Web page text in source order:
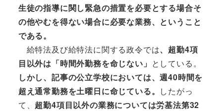
生徒の指導に関し緊急の措置を必要とする場合そ
の他やむを得ない場合に必要な業務、ということ
である。
給特法及び給特法に関する政令では、超勤4項
目以外は「時間外勤務を命じない」 としている。
しかし、記事の公立学校においては、週40時間を
超え通常勤務を土曜日に命じている。 したがっ
て、 超勤4項目以外の業務については労基法第32